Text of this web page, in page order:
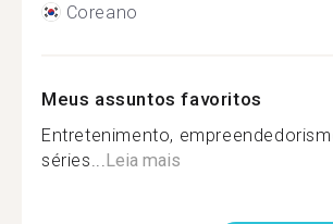
Coreano
Meus assuntos favoritos
Entretenimento,
séries... Leia mais